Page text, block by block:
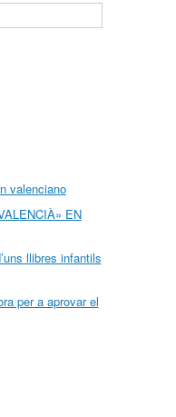
valenciano
EN
llibres infantils
per a aprovar el